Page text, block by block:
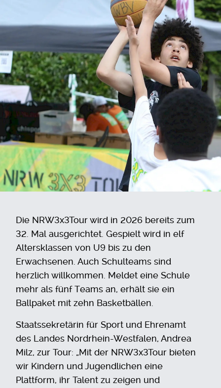
Die NRW3x3Tour wird in 2026 bereits zum
32. Mal ausgerichtet. Gespielt wird in elf
Altersklassen von U9 bis zu den
Erwachsenen. Auch Schulteams sind
herzlich willkommen. Meldet eine Schule
mehr als fünf Teams an, erhält sie ein
Ballpaket mit zehn Basketbällen.
Staatssekretärin für Sport und Ehrenamt
des Landes Nordrhein-Westfalen, Andrea
Milz, zur Tour: „Mit der NRW3x3Tour bieten
wir Kindern und Jugendlichen eine
Plattform, ihr Talent zu zeigen und